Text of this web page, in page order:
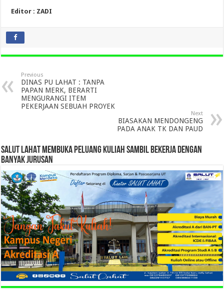
Editor : ZADI
Previous
DINAS PU LAHAT : TANPA
PAPAN MERK, BERARTI
MENGURANGI ITEM
PEKERJAAN SEBUAH PROYEK
Next
BIASAKAN MENDONGENG
PADA ANAK TK DAN PAUD
SALUT LAHAT MEMBUKA PELUANG KULIAH SAMBIL BEKERJA DENGAN
BANYAK JURUSAN